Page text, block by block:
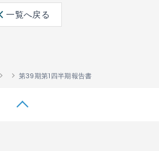
ter
edin
一覧へ戻る
第39期第1四半期報告書